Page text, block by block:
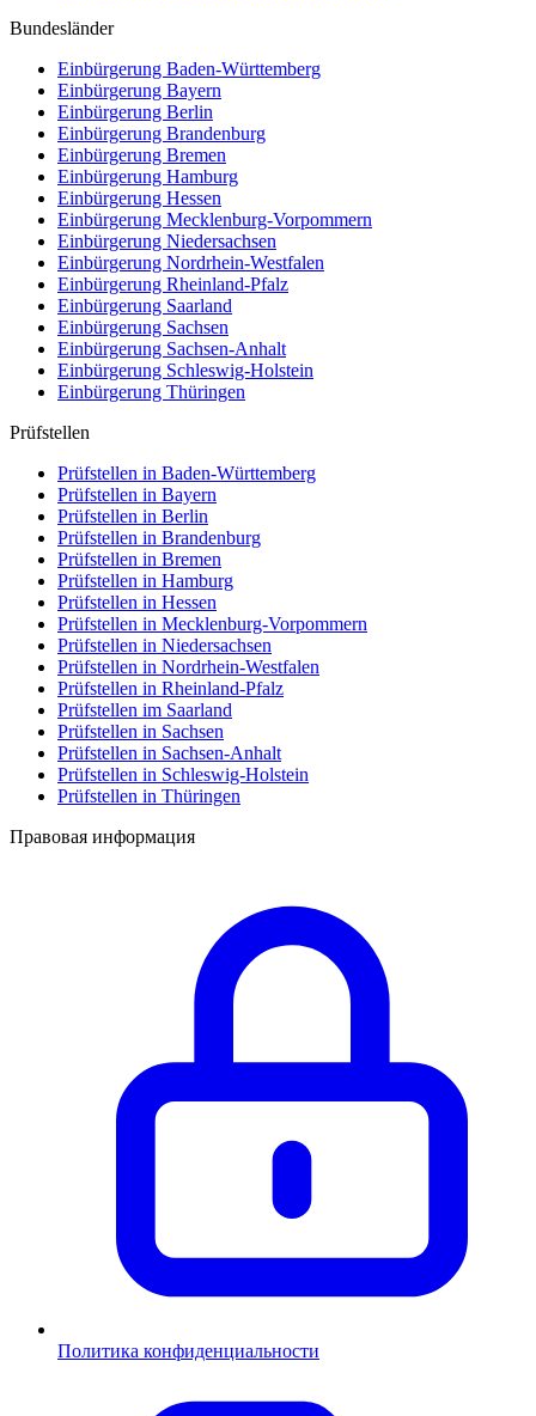
Bundesländer
Einbürgerung Baden-Württemberg
Einbürgerung Bayern
Einbürgerung Berlin
Einbürgerung Brandenburg
Einbürgerung Bremen
Einbürgerung Hamburg
Einbürgerung Hessen
Einbürgerung Mecklenburg-Vorpommern
Einbürgerung Niedersachsen
Einbürgerung Nordrhein-Westfalen
Einbürgerung Rheinland-Pfalz
Einbürgerung Saarland
Einbürgerung Sachsen
Einbürgerung Sachsen-Anhalt
Einbürgerung Schleswig-Holstein
Einbürgerung Thüringen
Prüfstellen
Prüfstellen in Baden-Württemberg
Prüfstellen in Bayern
Prüfstellen in Berlin
Prüfstellen in Brandenburg
Prüfstellen in Bremen
Prüfstellen in Hamburg
Prüfstellen in Hessen
Prüfstellen in Mecklenburg-Vorpommern
Prüfstellen in Niedersachsen
Prüfstellen in Nordrhein-Westfalen
Prüfstellen in Rheinland-Pfalz
Prüfstellen im Saarland
Prüfstellen in Sachsen
Prüfstellen in Sachsen-Anhalt
Prüfstellen in Schleswig-Holstein
Prüfstellen in Thüringen
Правовая информация
Политика конфиденциальности